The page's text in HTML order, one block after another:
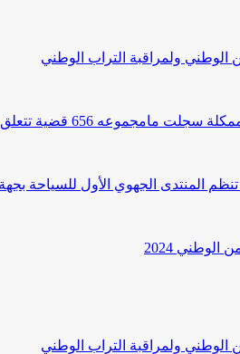
الوطني ولمراقبة التراب الوطني
تنظم المنتدى الجهوي الأول للسياحة
2024
الوطني ولمراقبة التراب الوطني